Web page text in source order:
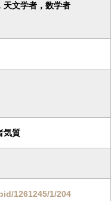
天文学者，数学者
気質
1261245/1/204